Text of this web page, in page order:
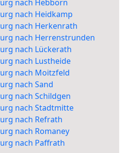
nach Hebborn
nach Heidkamp
nach Herkenrath
nach Herrenstrunden
nach Lückerath
nach Lustheide
nach Moitzfeld
nach Sand
nach Schildgen
nach Stadtmitte
nach Refrath
nach Romaney
nach Paffrath